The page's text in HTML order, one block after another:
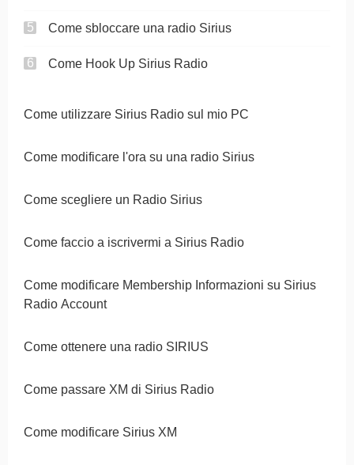
Come sbloccare una radio Sirius
Come Hook Up Sirius Radio
Come utilizzare Sirius Radio sul mio PC
Come modificare l'ora su una radio Sirius
Come scegliere un Radio Sirius
Come faccio a iscrivermi a Sirius Radio
Come modificare Membership Informazioni su Sirius
Radio Account
Come ottenere una radio SIRIUS
Come passare XM di Sirius Radio
Come modificare Sirius XM